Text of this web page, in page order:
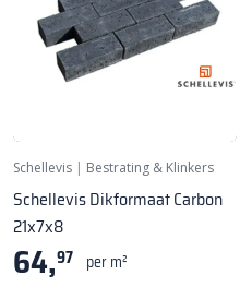
Schellevis | Bestrating & Klinkers
Schellevis Dikformaat Carbon
21x7x8
64,97 per m²